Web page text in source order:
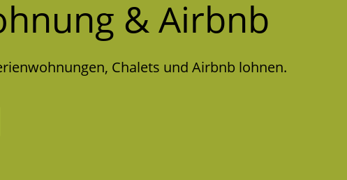
& Airbnb
Chalets und Airbnb lohnen.